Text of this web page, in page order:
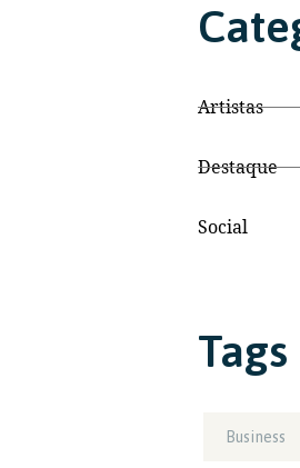
Artistas
Destaque
Social
Tags
Business